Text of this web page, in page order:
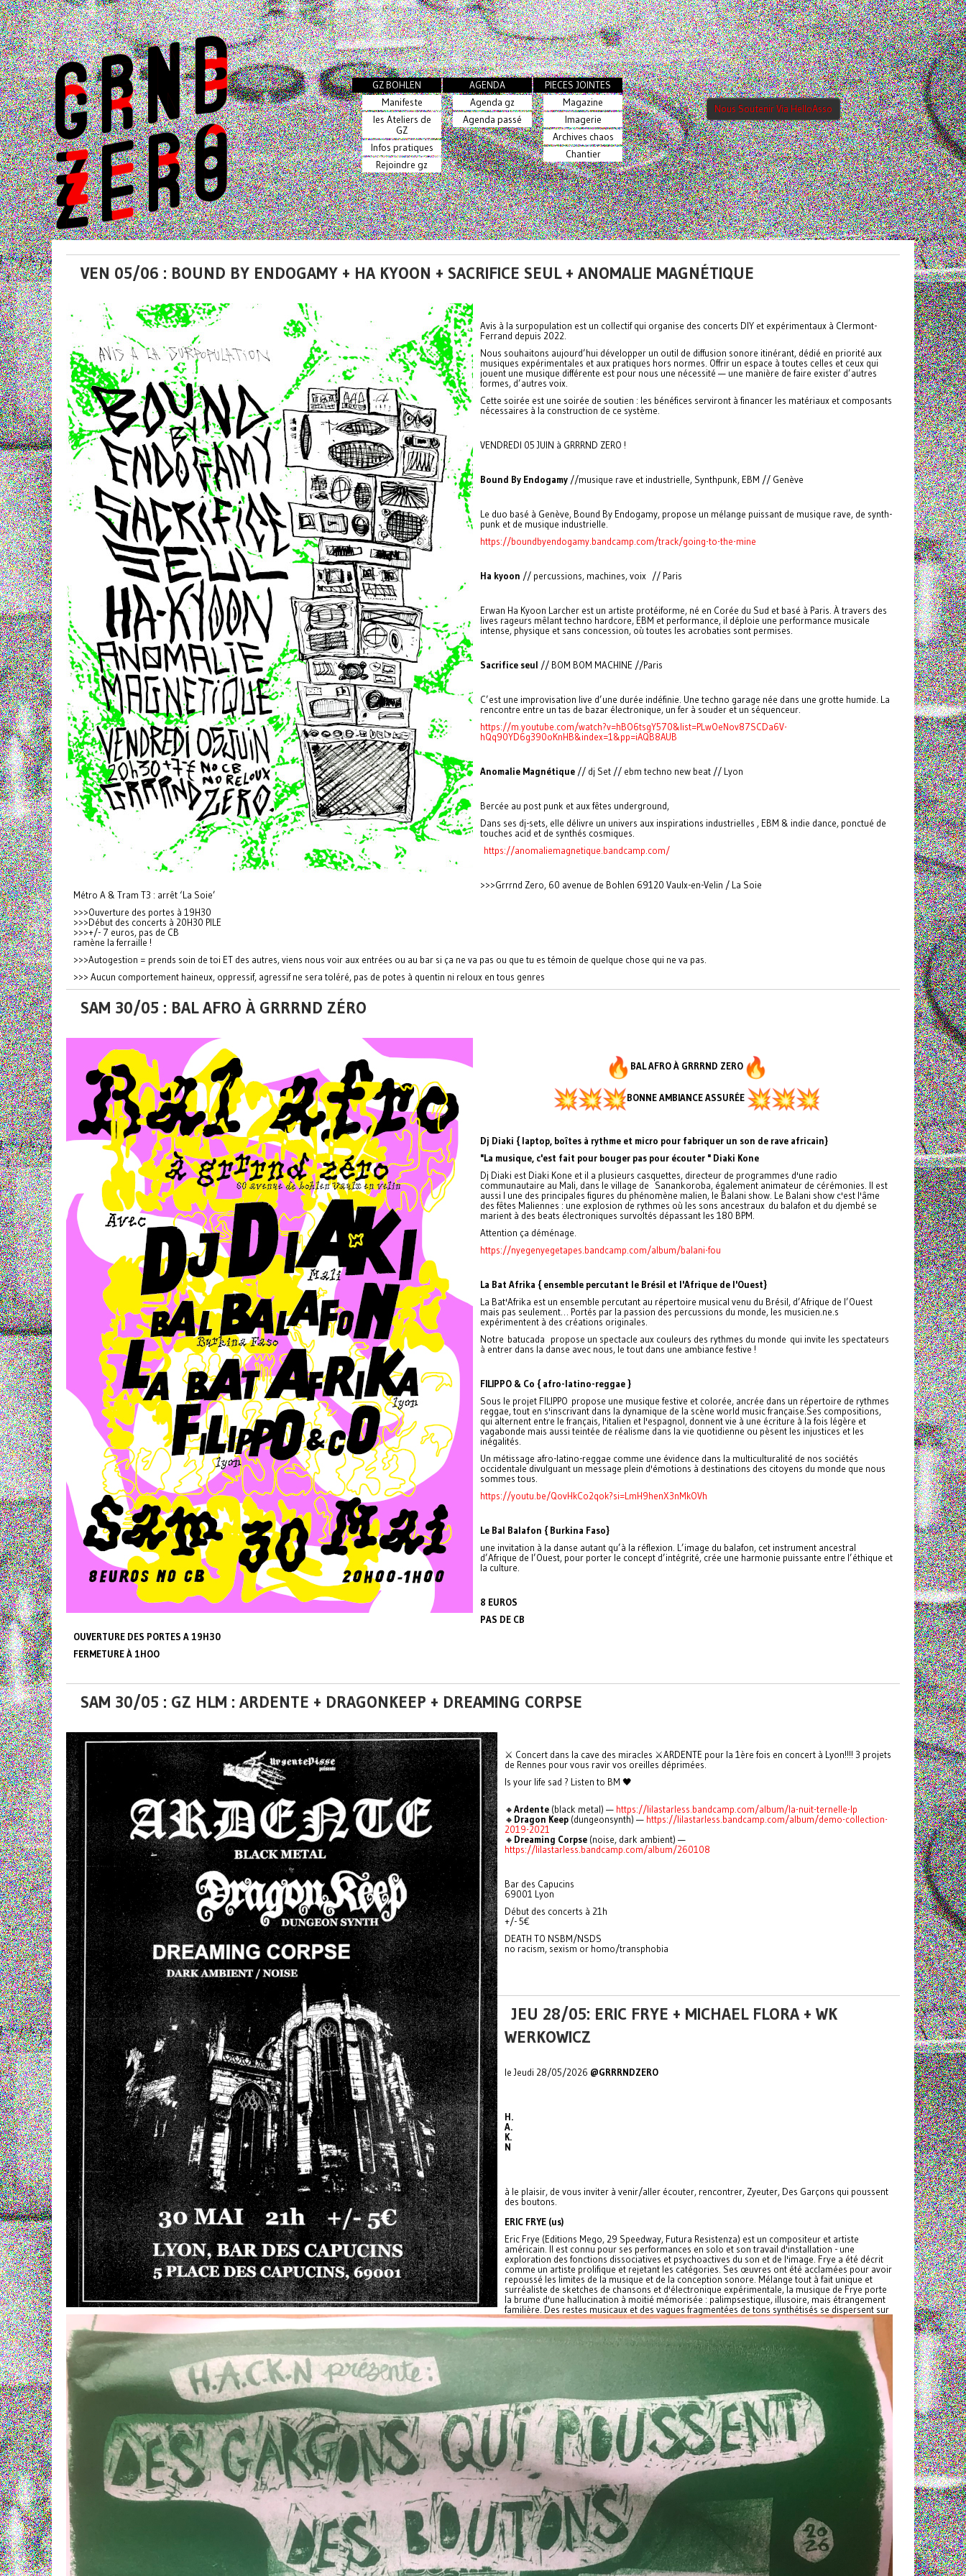
GZ BOHLEN
Manifeste
les Ateliers de
GZ
Infos pratiques
Rejoindre gz
AGENDA
Agenda gz
Agenda passé
PIECES JOINTES
Magazine
Imagerie
Archives chaos
Chantier
Nous Soutenir Via HelloAsso
VEN 05/06 : BOUND BY ENDOGAMY + HA KYOON + SACRIFICE SEUL + ANOMALIE MAGNÉTIQUE
Avis à la surpopulation est un collectif qui organise des concerts DIY et expérimentaux à Clermont-
Ferrand depuis 2022.
Nous souhaitons aujourd’hui développer un outil de diffusion sonore itinérant, dédié en priorité aux
musiques expérimentales et aux pratiques hors normes. Offrir un espace à toutes celles et ceux qui
jouent une musique différente est pour nous une nécessité — une manière de faire exister d’autres
formes, d’autres voix.
Cette soirée est une soirée de soutien : les bénéfices serviront à financer les matériaux et composants
nécessaires à la construction de ce système.
VENDREDI 05 JUIN à GRRRND ZERO !
Bound By Endogamy //musique rave et industrielle, Synthpunk, EBM // Genève
Le duo basé à Genève, Bound By Endogamy, propose un mélange puissant de musique rave, de synth-
punk et de musique industrielle.
https://boundbyendogamy.bandcamp.com/track/going-to-the-mine
Ha kyoon // percussions, machines, voix // Paris
Erwan Ha Kyoon Larcher est un artiste protéiforme, né en Corée du Sud et basé à Paris. À travers des
lives rageurs mêlant techno hardcore, EBM et performance, il déploie une performance musicale
intense, physique et sans concession, où toutes les acrobaties sont permises.
Sacrifice seul // BOM BOM MACHINE //Paris
C’est une improvisation live d’une durée indéfinie. Une techno garage née dans une grotte humide. La
rencontre entre un tas de bazar électronique, un fer à souder et un séquenceur.
https://m.youtube.com/watch?v=hBO6tsgY570&list=PLwOeNov87SCDa6V-
hQq90YD6g390oKnHB&index=1&pp=iAQB8AUB
Anomalie Magnétique // dj Set // ebm techno new beat // Lyon
Bercée au post punk et aux fêtes underground,
Dans ses dj-sets, elle délivre un univers aux inspirations industrielles , EBM & indie dance, ponctué de
touches acid et de synthés cosmiques.
https://anomaliemagnetique.bandcamp.com/
>>>Grrrnd Zero, 60 avenue de Bohlen 69120 Vaulx-en-Velin / La Soie
Métro A & Tram T3 : arrêt ‘La Soie’
>>>Ouverture des portes à 19H30
>>>Début des concerts à 20H30 PILE
>>>+/- 7 euros, pas de CB
ramène la ferraille !
>>>Autogestion = prends soin de toi ET des autres, viens nous voir aux entrées ou au bar si ça ne va pas ou que tu es témoin de quelque chose qui ne va pas.
>>> Aucun comportement haineux, oppressif, agressif ne sera toléré, pas de potes à quentin ni reloux en tous genres
SAM 30/05 : BAL AFRO À GRRRND ZÉRO
BAL AFRO À GRRRND ZERO
BONNE AMBIANCE ASSURÉE
Dj Diaki { laptop, boîtes à rythme et micro pour fabriquer un son de rave africain}
"La musique, c'est fait pour bouger pas pour écouter " Diaki Kone
Dj Diaki est Diaki Kone et il a plusieurs casquettes, directeur de programmes d'une radio
communautaire au Mali, dans le village de Sanankoroba, également animateur de cérémonies. Il est
aussi l une des principales figures du phénomène malien, le Balani show. Le Balani show c'est l'âme
des fêtes Maliennes : une explosion de rythmes où les sons ancestraux du balafon et du djembé se
marient à des beats électroniques survoltés dépassant les 180 BPM.
Attention ça déménage.
https://nyegenyegetapes.bandcamp.com/album/balani-fou
La Bat Afrika { ensemble percutant le Brésil et l'Afrique de l'Ouest}
La Bat'Afrika est un ensemble percutant au répertoire musical venu du Brésil, d’Afrique de l’Ouest
mais pas seulement… Portés par la passion des percussions du monde, les musicien.ne.s
expérimentent à des créations originales.
Notre batucada propose un spectacle aux couleurs des rythmes du monde qui invite les spectateurs
à entrer dans la danse avec nous, le tout dans une ambiance festive !
FILIPPO & Co { afro-latino-reggae }
Sous le projet FILIPPO propose une musique festive et colorée, ancrée dans un répertoire de rythmes
reggae, tout en s'inscrivant dans la dynamique de la scène world music française.Ses compositions,
qui alternent entre le français, l'italien et l'espagnol, donnent vie à une écriture à la fois légère et
vagabonde mais aussi teintée de réalisme dans la vie quotidienne ou pèsent les injustices et les
inégalités.
Un métissage afro-latino-reggae comme une évidence dans la multiculturalité de nos sociétés
occidentale divulguant un message plein d'émotions à destinations des citoyens du monde que nous
sommes tous.
https://youtu.be/QovHkCo2qok?si=LmH9henX3nMkOVh
Le Bal Balafon { Burkina Faso}
une invitation à la danse autant qu’à la réflexion. L’image du balafon, cet instrument ancestral
d’Afrique de l’Ouest, pour porter le concept d’intégrité, crée une harmonie puissante entre l’éthique et
la culture.
8 EUROS
PAS DE CB
OUVERTURE DES PORTES A 19H30
FERMETURE À 1HOO
SAM 30/05 : GZ HLM : ARDENTE + DRAGONKEEP + DREAMING CORPSE
⚔ Concert dans la cave des miracles ⚔ARDENTE pour la 1ère fois en concert à Lyon!!!! 3 projets
de Rennes pour vous ravir vos oreilles déprimées.
Is your life sad ? Listen to BM 🖤
🔸Ardente (black metal) — https://lilastarless.bandcamp.com/album/la-nuit-ternelle-lp
🔸 Dragon Keep (dungeonsynth) — https://lilastarless.bandcamp.com/album/demo-collection-
2019-2021
🔸 Dreaming Corpse (noise, dark ambient) —
https://lilastarless.bandcamp.com/album/260108
Bar des Capucins
69001 Lyon
Début des concerts à 21h
+/- 5€
DEATH TO NSBM/NSDS
no racism, sexism or homo/transphobia
JEU 28/05: ERIC FRYE + MICHAEL FLORA + WK
WERKOWICZ
le Jeudi 28/05/2026 @GRRRNDZERO
H.
A.
K.
N
à le plaisir, de vous inviter à venir/aller écouter, rencontrer, Zyeuter, Des Garçons qui poussent
des boutons.
ERIC FRYE (us)
Eric Frye (Editions Mego, 29 Speedway, Futura Resistenza) est un compositeur et artiste
américain. Il est connu pour ses performances en solo et son travail d'installation - une
exploration des fonctions dissociatives et psychoactives du son et de l'image. Frye a été décrit
comme un artiste prolifique et rejetant les catégories. Ses œuvres ont été acclamées pour avoir
repoussé les limites de la musique et de la conception sonore. Mélange tout à fait unique et
surréaliste de sketches de chansons et d'électronique expérimentale, la musique de Frye porte
la brume d'une hallucination à moitié mémorisée : palimpsestique, illusoire, mais étrangement
familière. Des restes musicaux et des vagues fragmentées de tons synthétisés se dispersent sur